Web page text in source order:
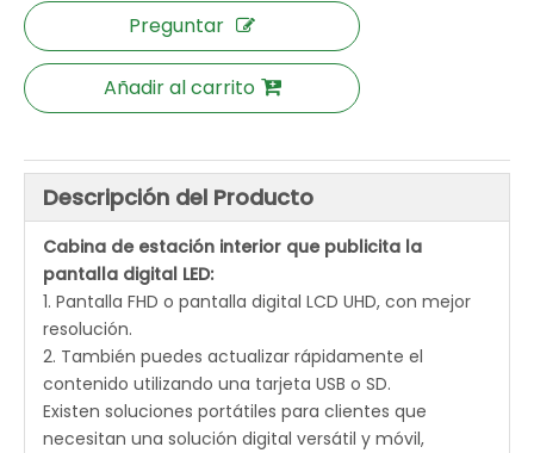
Preguntar
Añadir al carrito
Descripción del Producto
Cabina de estación interior que publicita la
pantalla digital LED:
1. Pantalla FHD o pantalla digital LCD UHD, con mejor
resolución.
2. También puedes actualizar rápidamente el
contenido utilizando una tarjeta USB o SD.
Existen soluciones portátiles para clientes que
necesitan una solución digital versátil y móvil,